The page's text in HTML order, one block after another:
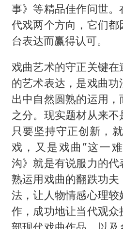
事》等精品佳作问世
代戏两个方向，它们
台表达而赢得认可。
戏曲艺术的守正关键
的艺术表达，是戏曲
出中自然圆熟的运用
之分。现实题材从来不
只要坚持守正创新，
戏，又是戏曲”这一
沟》就是有说服力的
熟运用戏曲的翻跌功
法，让人物情感心理
作，成功地让当代观